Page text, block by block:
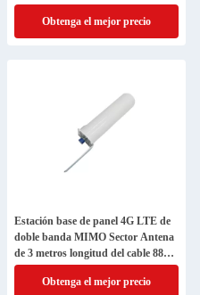
Obtenga el mejor precio
Estación base de panel 4G LTE de
doble banda MIMO Sector Antena
de 3 metros longitud del cable 88
dBi ganancia
Obtenga el mejor precio